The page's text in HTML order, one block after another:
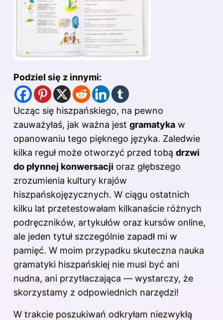
Podziel się z innymi:
Ucząc się hiszpańskiego, na pewno
zauważyłaś, jak ważna jest gramatyka w
opanowaniu tego pięknego języka. Zaledwie
kilka reguł może otworzyć przed tobą drzwi
do płynnej konwersacji oraz głębszego
zrozumienia kultury krajów
hiszpańskojęzycznych. W ciągu ostatnich
kilku lat przetestowałam kilkanaście różnych
podręczników, artykułów oraz kursów online,
ale jeden tytuł szczególnie zapadł mi w
pamięć. W moim przypadku skuteczna nauka
gramatyki hiszpańskiej nie musi być ani
nudna, ani przytłaczająca — wystarczy, że
skorzystamy z odpowiednich narzędzi!
W trakcie poszukiwań odkryłam niezwykłą